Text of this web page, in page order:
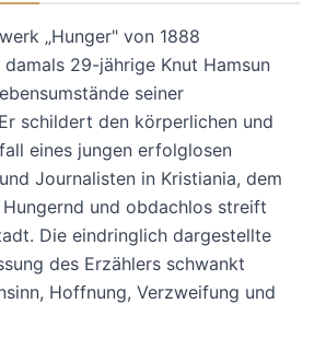
„Hunger" von 1888
29-jährige Knut Hamsun
seiner
schildert den körperlichen und
eines jungen erfolglosen
Journalisten in Kristiania, dem
und obdachlos streift
Die eindringlich dargestellte
des Erzählers schwankt
Hoffnung, Verzweifung und